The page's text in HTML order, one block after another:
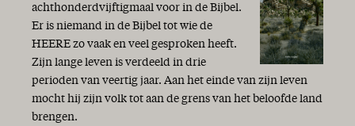
achthonderdvijftigmaal voor in de Bijbel.
Er is niemand in de Bijbel tot wie de
HEERE zo vaak en veel gesproken heeft.
Zijn lange leven is verdeeld in drie
perioden van veertig jaar. Aan het einde van zijn leven
mocht hij zijn volk tot aan de grens van het beloofde land
brengen.